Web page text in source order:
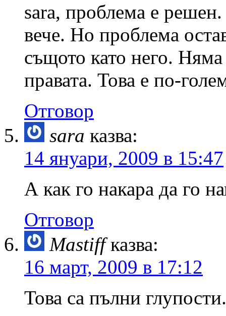
sara, проблема е решен.
вече. Но проблема
същото като него.
правата. Това е по-
Отговор
sara казва:
14 януари, 2009 в 15:47
А как го накара да го
Отговор
Mastiff казва:
16 март, 2009 в 17:12
Това са пълни